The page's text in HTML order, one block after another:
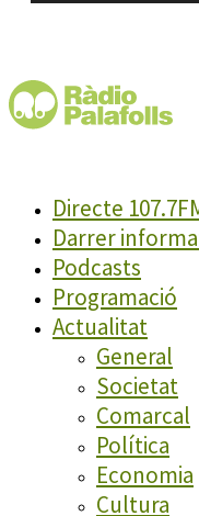
Directe
Darrer
Podcasts
Programació
Actualitat
General
Societat
Comarcal
Política
Economia
Cultura